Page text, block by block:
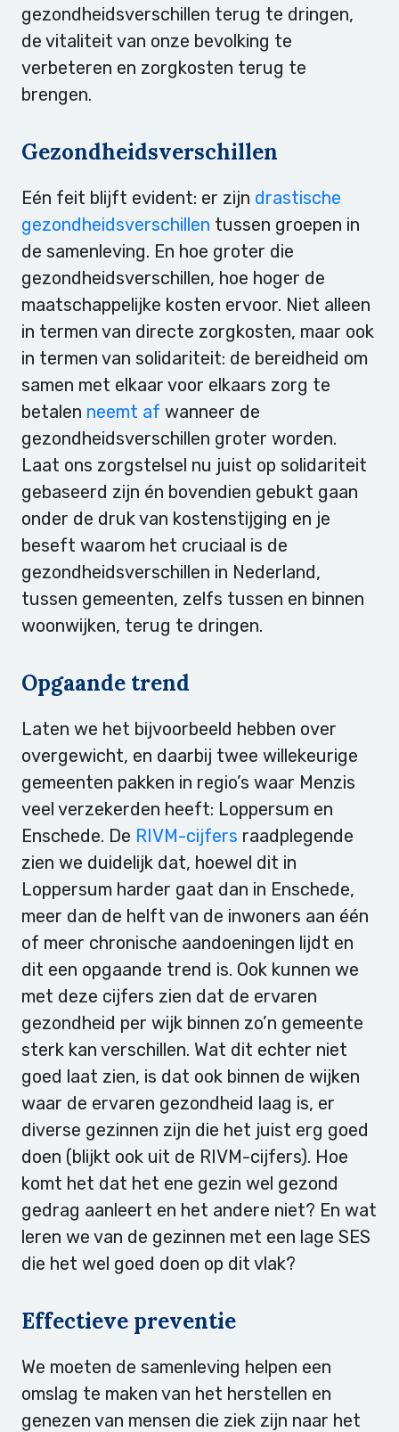
gezondheidsverschillen terug te dringen,
de vitaliteit van onze bevolking te
verbeteren en zorgkosten terug te
brengen.
Gezondheidsverschillen
Eén feit blijft evident: er zijn drastische
gezondheidsverschillen tussen groepen in
de samenleving. En hoe groter die
gezondheidsverschillen, hoe hoger de
maatschappelijke kosten ervoor. Niet alleen
in termen van directe zorgkosten, maar ook
in termen van solidariteit: de bereidheid om
samen met elkaar voor elkaars zorg te
betalen neemt af wanneer de
gezondheidsverschillen groter worden.
Laat ons zorgstelsel nu juist op solidariteit
gebaseerd zijn én bovendien gebukt gaan
onder de druk van kostenstijging en je
beseft waarom het cruciaal is de
gezondheidsverschillen in Nederland,
tussen gemeenten, zelfs tussen en binnen
woonwijken, terug te dringen.
Opgaande trend
Laten we het bijvoorbeeld hebben over
overgewicht, en daarbij twee willekeurige
gemeenten pakken in regio’s waar Menzis
veel verzekerden heeft: Loppersum en
Enschede. De RIVM-cijfers raadplegende
zien we duidelijk dat, hoewel dit in
Loppersum harder gaat dan in Enschede,
meer dan de helft van de inwoners aan één
of meer chronische aandoeningen lijdt en
dit een opgaande trend is. Ook kunnen we
met deze cijfers zien dat de ervaren
gezondheid per wijk binnen zo’n gemeente
sterk kan verschillen. Wat dit echter niet
goed laat zien, is dat ook binnen de wijken
waar de ervaren gezondheid laag is, er
diverse gezinnen zijn die het juist erg goed
doen (blijkt ook uit de RIVM-cijfers). Hoe
komt het dat het ene gezin wel gezond
gedrag aanleert en het andere niet? En wat
leren we van de gezinnen met een lage SES
die het wel goed doen op dit vlak?
Effectieve preventie
We moeten de samenleving helpen een
omslag te maken van het herstellen en
genezen van mensen die ziek zijn naar het